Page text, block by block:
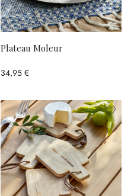
Plateau Moleur
34,95 €